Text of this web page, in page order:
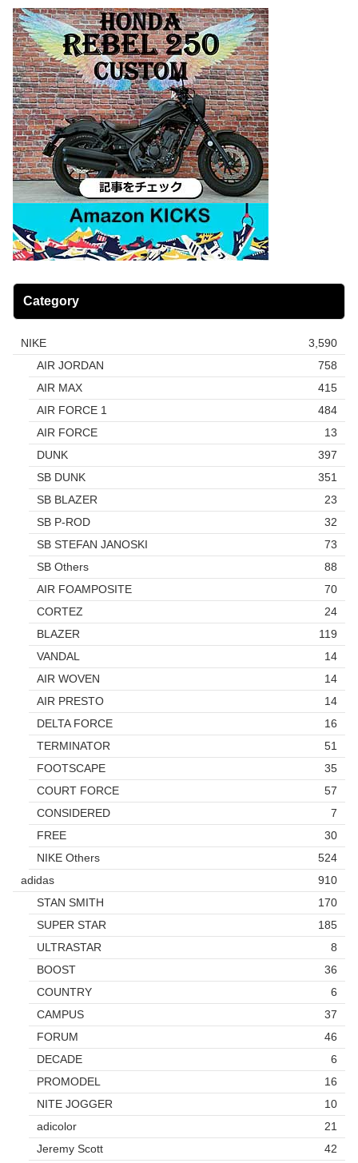
Category
NIKE
3,590
AIR JORDAN
758
AIR MAX
415
AIR FORCE 1
484
AIR FORCE
13
DUNK
397
SB DUNK
351
SB BLAZER
23
SB P-ROD
32
SB STEFAN JANOSKI
73
SB Others
88
AIR FOAMPOSITE
70
CORTEZ
24
BLAZER
119
VANDAL
14
AIR WOVEN
14
AIR PRESTO
14
DELTA FORCE
16
TERMINATOR
51
FOOTSCAPE
35
COURT FORCE
57
CONSIDERED
7
FREE
30
NIKE Others
524
adidas
910
STAN SMITH
170
SUPER STAR
185
ULTRASTAR
8
BOOST
36
COUNTRY
6
CAMPUS
37
FORUM
46
DECADE
6
PROMODEL
16
NITE JOGGER
10
adicolor
21
Jeremy Scott
42